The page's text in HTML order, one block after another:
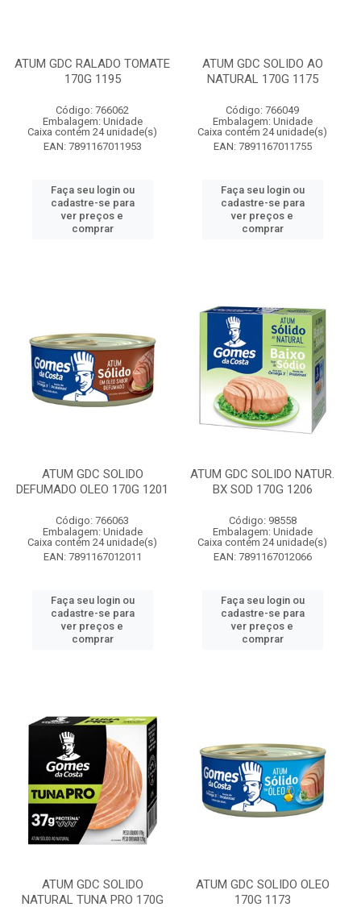
ATUM GDC RALADO TOMATE
170G 1195
Código: 766062
Embalagem: Unidade
Caixa contém 24 unidade(s)
EAN: 7891167011953
Faça seu login ou
cadastre-se para
ver preços e
comprar
ATUM GDC SOLIDO AO
NATURAL 170G 1175
Código: 766049
Embalagem: Unidade
Caixa contém 24 unidade(s)
EAN: 7891167011755
Faça seu login ou
cadastre-se para
ver preços e
comprar
ATUM GDC SOLIDO
DEFUMADO OLEO 170G 1201
Código: 766063
Embalagem: Unidade
Caixa contém 24 unidade(s)
EAN: 7891167012011
Faça seu login ou
cadastre-se para
ver preços e
comprar
ATUM GDC SOLIDO NATUR.
BX SOD 170G 1206
Código: 98558
Embalagem: Unidade
Caixa contém 24 unidade(s)
EAN: 7891167012066
Faça seu login ou
cadastre-se para
ver preços e
comprar
ATUM GDC SOLIDO
NATURAL TUNA PRO 170G
ATUM GDC SOLIDO OLEO
170G 1173